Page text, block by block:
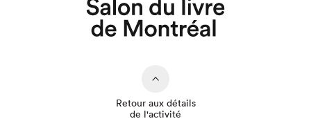
Retour aux détails
de l'activité